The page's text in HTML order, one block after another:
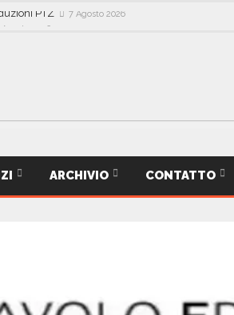
PTZ 7 Agosto 2026
ARCHIVIO CONTATTO